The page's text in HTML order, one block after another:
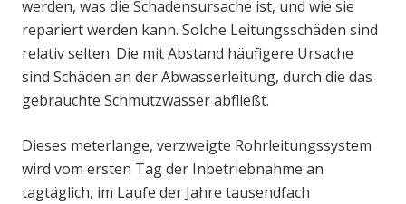
werden, was die Schadensursache ist, und wie sie
repariert werden kann. Solche Leitungsschäden sind
relativ selten. Die mit Abstand häufigere Ursache
sind Schäden an der Abwasserleitung, durch die das
gebrauchte Schmutzwasser abfließt.
Dieses meterlange, verzweigte Rohrleitungssystem
wird vom ersten Tag der Inbetriebnahme an
tagtäglich, im Laufe der Jahre tausendfach